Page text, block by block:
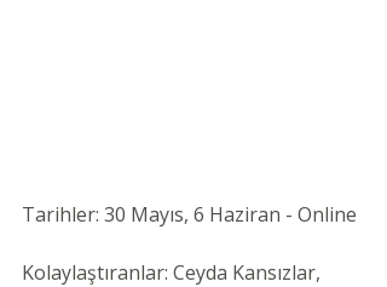
Tarihler: 30 Mayıs, 6 Haziran - Online
Kolaylaştıranlar: Ceyda Kansızlar,